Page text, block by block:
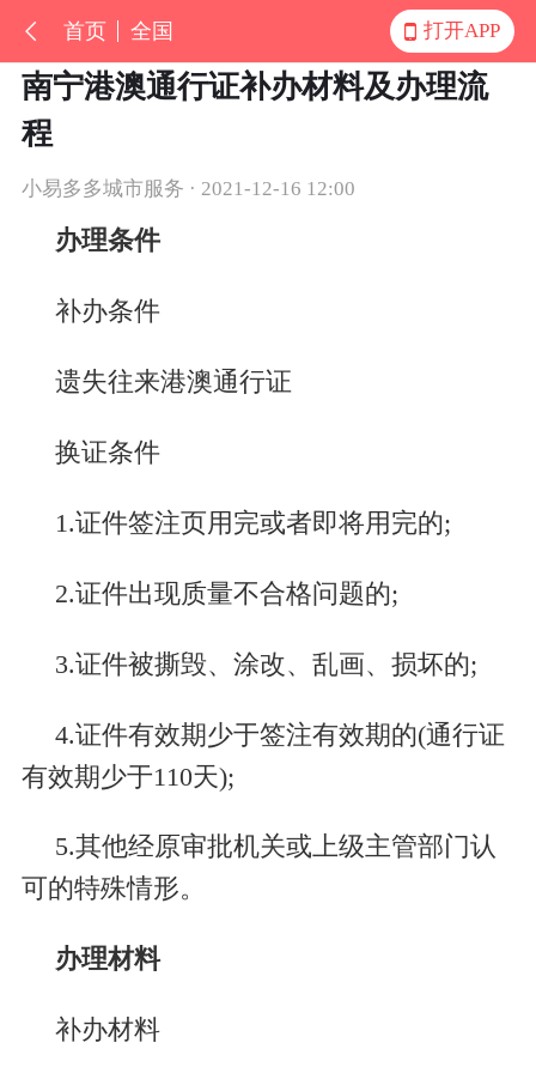
首页 全国 打开APP
南宁港澳通行证补办材料及办理流
程
小易多多城市服务 · 2021-12-16 12:00
办理条件
补办条件
遗失往来港澳通行证
换证条件
1.证件签注页用完或者即将用完的;
2.证件出现质量不合格问题的;
3.证件被撕毁、涂改、乱画、损坏的;
4.证件有效期少于签注有效期的(通行证
有效期少于110天);
5.其他经原审批机关或上级主管部门认
可的特殊情形。
办理材料
补办材料